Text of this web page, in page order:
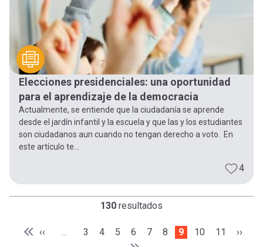
Elecciones presidenciales: una oportunidad
para el aprendizaje de la democracia
Actualmente, se entiende que la ciudadanía se aprende
desde el jardín infantil y la escuela y que las y los estudiantes
son ciudadanos aun cuando no tengan derecho a voto. En
este artículo te...
4
130 resultados
Paginación
Primera página
« Primera
Página anterior
‹‹ … Page
3 Page
4 Page
5 Page
6 Page
7 Page
8 Página actual
9 Page
10 Page
11
››